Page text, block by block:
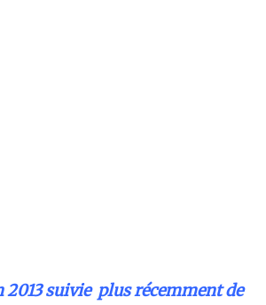
suivie plus récemment de